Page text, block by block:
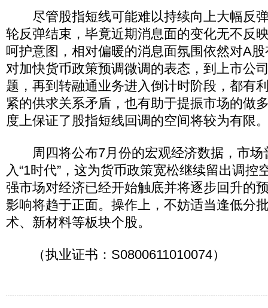
尽管股指短线可能难以持续向上大幅反
轮反弹结束，毕竟近期消息面的变化无不反
呵护意图，相对偏暖的消息面氛围依然对A
对加快货币政策预调微调的表态，到上市公
题，再到转融通业务进入倒计时阶段，都有
紧的供求关系矛盾，也有助于提振市场的做
度上保证了股指短线回调的空间将较为有限
周四将公布7月份的宏观经济数据，市场
入“1时代”，这为货币政策宽松继续留出调控
强市场对经济已经开始触底并将逐步回升的
影响将趋于正面。操作上，不妨适当逢低分
术、新材料等板块个股。
（执业证书：S0800611010074）